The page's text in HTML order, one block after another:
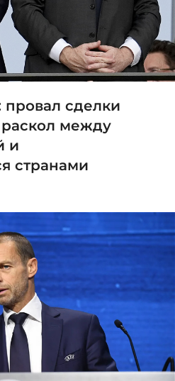
провал сделки
между
и
странами